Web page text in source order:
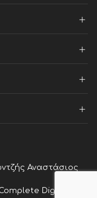
Αναστάσιος
Digital